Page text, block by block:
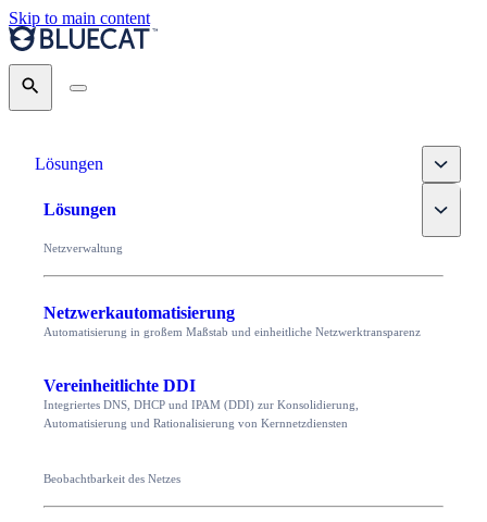
Skip to main content
Search
Lösungen Toggle
Lösungen Toggle
Netzverwaltung
Netzwerkautomatisierung
Automatisierung in großem Maßstab und einheitliche Netzwerktransparenz
Vereinheitlichte DDI
Integriertes DNS, DHCP und IPAM (DDI) zur Konsolidierung,
Automatisierung und Rationalisierung von Kernnetzdiensten
Beobachtbarkeit des Netzes